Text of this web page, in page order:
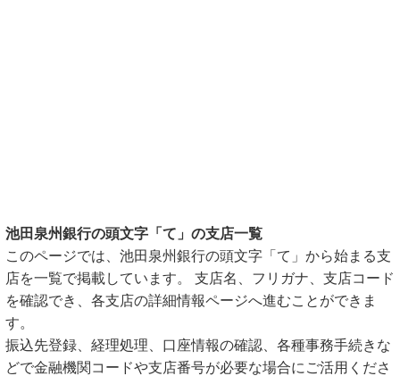
池田泉州銀行の頭文字「て」の支店一覧
このページでは、池田泉州銀行の頭文字「て」から始まる支
店を一覧で掲載しています。 支店名、フリガナ、支店コード
を確認でき、各支店の詳細情報ページへ進むことができま
す。
振込先登録、経理処理、口座情報の確認、各種事務手続きな
どで金融機関コードや支店番号が必要な場合にご活用くださ